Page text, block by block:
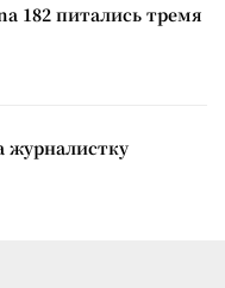
182 питались тремя
журналистку